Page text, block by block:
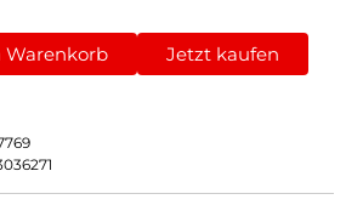
Warenkorb Jetzt kaufen